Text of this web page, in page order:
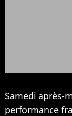
Samedi après-
performance